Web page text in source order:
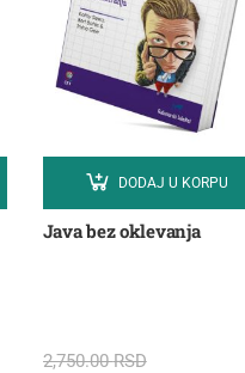
Java bez oklevanja
2,750.00RSD
DODAJ U KORPU